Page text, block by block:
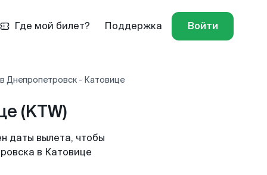
Где мой билет? Поддержка Войти
Днепропетровск - Катовице
(KTW)
даты вылета, чтобы
в Катовице